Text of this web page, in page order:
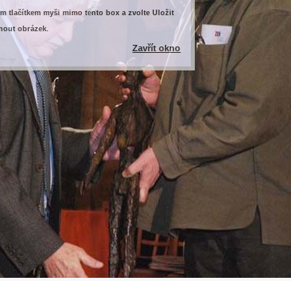
tlačítkem myši mimo tento box a zvolte Uložit
obrázek.
Zavřít okno